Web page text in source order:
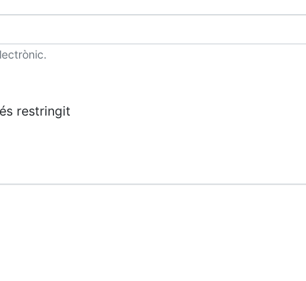
restringit